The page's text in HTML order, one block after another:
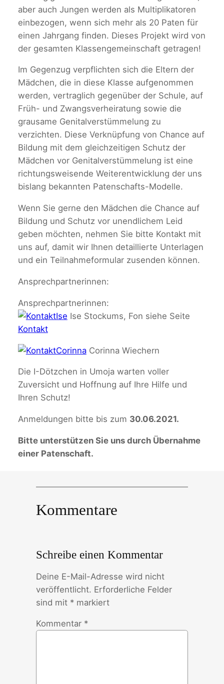
aber auch Jungen werden als Multiplikatoren
einbezogen, wenn sich mehr als 20 Paten für
einen Jahrgang finden. Dieses Projekt wird von
der gesamten Klassengemeinschaft getragen!
Im Gegenzug verpflichten sich die Eltern der
Mädchen, die in diese Klasse aufgenommen
werden, vertraglich gegenüber der Schule, auf
Früh- und Zwangsverheiratung sowie die
grausame Genitalverstümmelung zu
verzichten. Diese Verknüpfung von Chance auf
Bildung mit dem gleichzeitigen Schutz der
Mädchen vor Genitalverstümmelung ist eine
richtungsweisende Weiterentwicklung der uns
bislang bekannten Patenschafts-Modelle.
Wenn Sie gerne den Mädchen die Chance auf
Bildung und Schutz vor unendlichem Leid
geben möchten, nehmen Sie bitte Kontakt mit
uns auf, damit wir Ihnen detaillierte Unterlagen
und ein Teilnahmeformular zusenden können.
Ansprechpartnerinnen:
Ansprechpartnerinnen:
Ise Stockums, Fon siehe Seite
Kontakt
Corinna Wiechern
Die I-Dötzchen in Umoja warten voller
Zuversicht und Hoffnung auf Ihre Hilfe und
Ihren Schutz!
Anmeldungen bitte bis zum 30.06.2021.
Bitte unterstützen Sie uns durch Übernahme
einer Patenschaft.
Kommentare
Schreibe einen Kommentar
Deine E-Mail-Adresse wird nicht
veröffentlicht. Erforderliche Felder
sind mit *markiert
Kommentar *